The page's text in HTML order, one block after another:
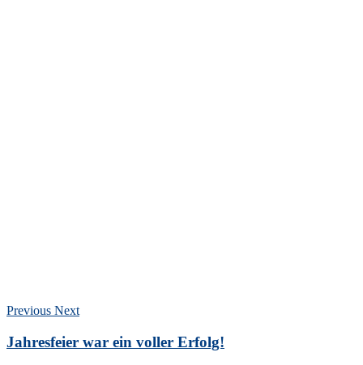
Previous Next
Jahresfeier war ein voller Erfolg!